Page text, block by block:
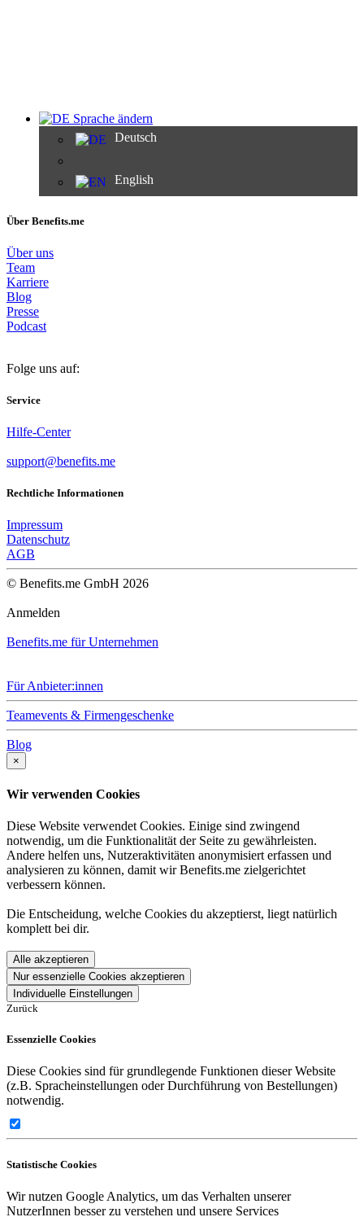
Sprache ändern
Deutsch
English
Über Benefits.me
Über uns
Team
Karriere
Blog
Presse
Podcast
Folge uns auf:
Service
Hilfe-Center
support@benefits.me
Rechtliche Informationen
Impressum
Datenschutz
AGB
© Benefits.me GmbH 2026
Anmelden
Benefits.me für Unternehmen
Für Anbieter:innen
Teamevents & Firmengeschenke
Blog
×
Wir verwenden Cookies
Diese Website verwendet Cookies. Einige sind zwingend
notwendig, um die Funktionalität der Seite zu gewährleisten.
Andere helfen uns, Nutzeraktivitäten anonymisiert erfassen und
analysieren zu können, damit wir Benefits.me zielgerichtet
verbessern können.
Die Entscheidung, welche Cookies du akzeptierst, liegt natürlich
komplett bei dir.
Alle akzeptieren
Nur essenzielle Cookies akzeptieren
Individuelle Einstellungen
Zurück
Essenzielle Cookies
Diese Cookies sind für grundlegende Funktionen dieser Website
(z.B. Spracheinstellungen oder Durchführung von Bestellungen)
notwendig.
Statistische Cookies
Wir nutzen Google Analytics, um das Verhalten unserer
NutzerInnen besser zu verstehen und unsere Services